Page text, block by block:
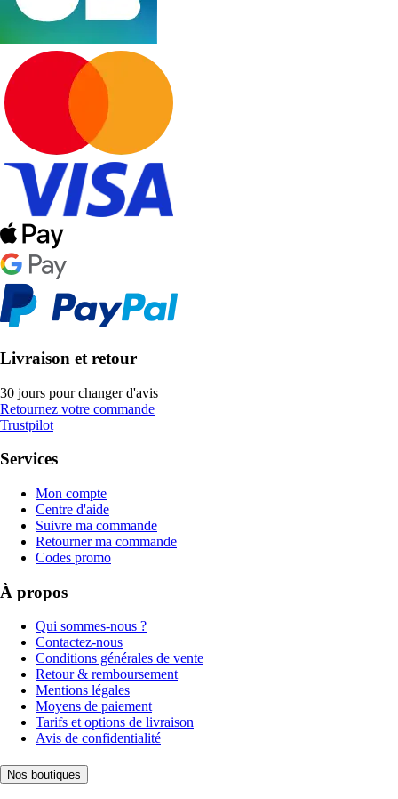
Livraison et retour
30 jours pour changer d'avis
Retournez votre commande
Trustpilot
Services
Mon compte
Centre d'aide
Suivre ma commande
Retourner ma commande
Codes promo
À propos
Qui sommes-nous ?
Contactez-nous
Conditions générales de vente
Retour & remboursement
Mentions légales
Moyens de paiement
Tarifs et options de livraison
Avis de confidentialité
Nos boutiques